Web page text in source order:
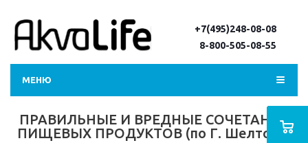
+7(495)248-08-08
8-800-505-08-55
МЕНЮ
ПРАВИЛЬНЫЕ И ВРЕДНЫЕ СОЧЕТАНИЯ
ПИЩЕВЫХ ПРОДУКТОВ (по Г. Шелтону)